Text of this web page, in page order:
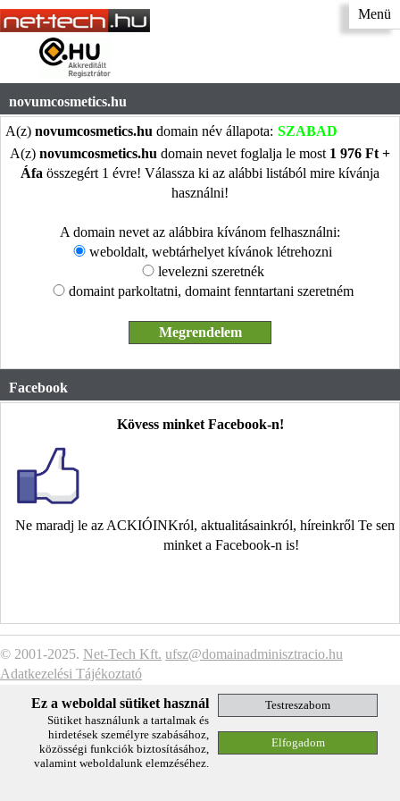
Menü
novumcosmetics.hu
A(z) novumcosmetics.hu domain név állapota: SZABAD
A(z) novumcosmetics.hu domain nevet foglalja le most 1 976 Ft +
Áfa összegért 1 évre! Válassza ki az alábbi listából mire kívánja
használni!
A domain nevet az alábbira kívánom felhasználni:
weboldalt, webtárhelyet kívánok létrehozni
levelezni szeretnék
domaint parkoltatni, domaint fenntartani szeretném
Facebook
Kövess minket Facebook-n!
Ne maradj le az ACKIÓINKról, aktualitásainkról, híreinkről Te
minket a Facebook-n is!
© 2001-2025. Net-Tech Kft. ufsz@domainadminisztracio.hu
Adatkezelési Tájékoztató
Ez a weboldal sütiket használ
Sütiket használunk a tartalmak és
hirdetések személyre szabásához,
közösségi funkciók biztosításához,
valamint weboldalunk elemzéséhez.